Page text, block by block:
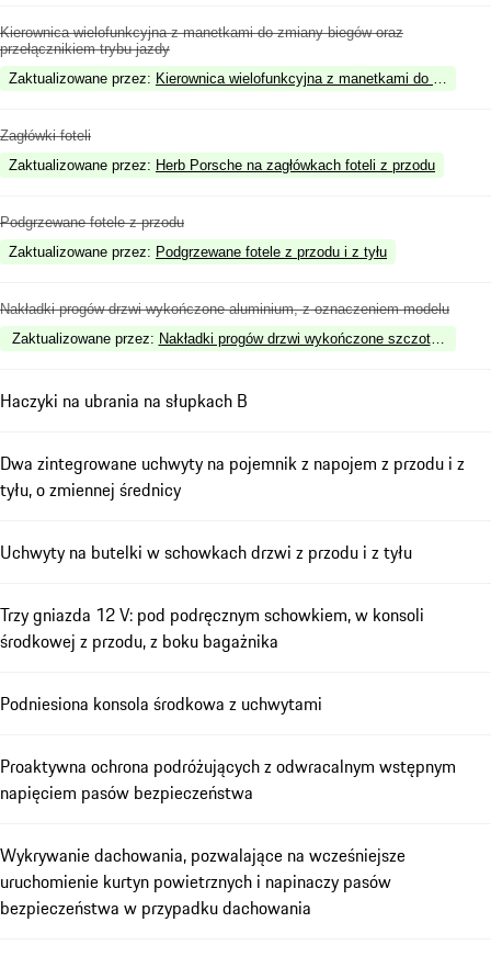
Kierownica wielofunkcyjna z manetkami do zmiany biegów oraz
przełącznikiem trybu jazdy
Zaktualizowane przez: Kierownica wielofunkcyjna z manetkami do zmiany
Zagłówki foteli
Zaktualizowane przez: Herb Porsche na zagłówkach foteli z przodu
Podgrzewane fotele z przodu
Zaktualizowane przez: Podgrzewane fotele z przodu i z tyłu
Nakładki progów drzwi wykończone aluminium, z oznaczeniem modelu
Zaktualizowane przez: Nakładki progów drzwi wykończone
Haczyki na ubrania na słupkach B
Dwa zintegrowane uchwyty na pojemnik z napojem z przodu i z
tyłu, o zmiennej średnicy
Uchwyty na butelki w schowkach drzwi z przodu i z tyłu
Trzy gniazda 12 V: pod podręcznym schowkiem, w konsoli
środkowej z przodu, z boku bagażnika
Podniesiona konsola środkowa z uchwytami
Proaktywna ochrona podróżujących z odwracalnym wstępnym
napięciem pasów bezpieczeństwa
Wykrywanie dachowania, pozwalające na wcześniejsze
uruchomienie kurtyn powietrznych i napinaczy pasów
bezpieczeństwa w przypadku dachowania